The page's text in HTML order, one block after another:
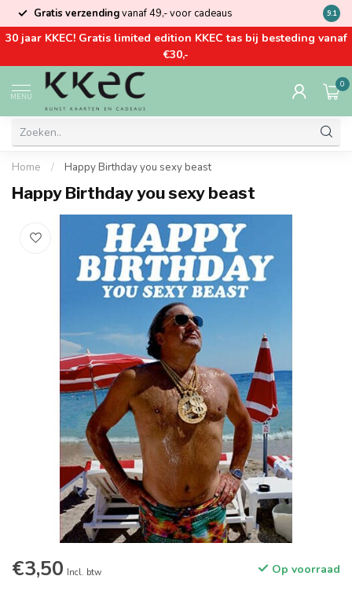
Gratis verzendingvanaf 49,- voor cadeaus Kom
9.1
30 jaar KKEC! Gratis limited edition KKEC tas bij besteding vanaf
€30,-
MENU
0
Home / Happy Birthday you sexy beast
Happy Birthday you sexy beast
€3,50 Incl. btw Op voorraad